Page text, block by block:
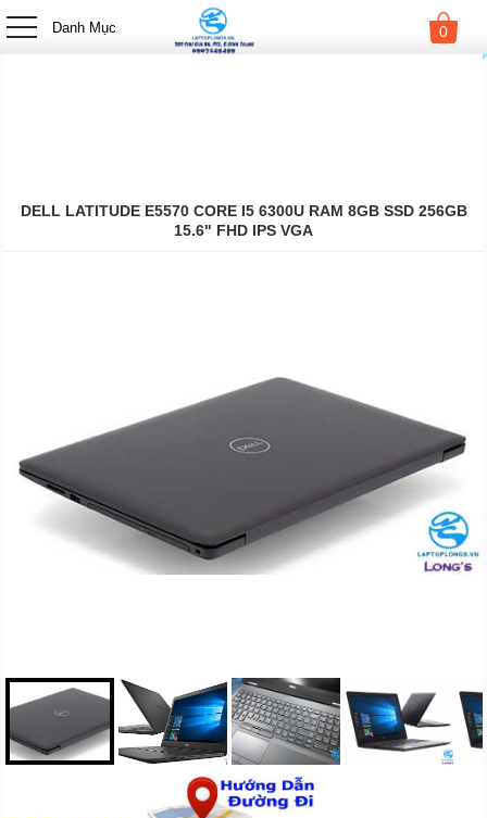
Danh Mục 0
DELL LATITUDE E5570 CORE I5 6300U RAM 8GB SSD 256GB
15.6" FHD IPS VGA